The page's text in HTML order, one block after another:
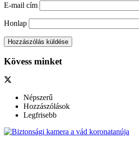
E-mail cím
Honlap
Kövess minket
Népszerű
Hozzászólások
Legfrisebb